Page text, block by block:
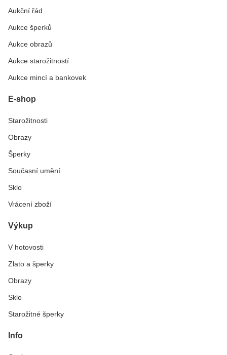
Aukční řád
Aukce šperků
Aukce obrazů
Aukce starožitností
Aukce mincí a bankovek
E-shop
Starožitnosti
Obrazy
Šperky
Současní umění
Sklo
Vrácení zboží
Výkup
V hotovosti
Zlato a šperky
Obrazy
Sklo
Starožitné šperky
Info